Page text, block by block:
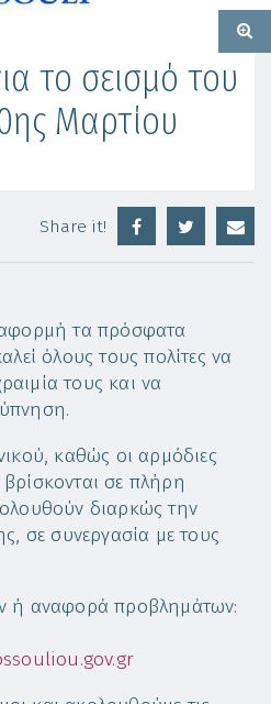
το σεισμό του
Μαρτίου
Share it!
τα πρόσφατα
όλους τους πολίτες να
τους και να
καθώς οι αρμόδιες
σε πλήρη
διαρκώς την
σε συνεργασία με τους
ή αναφορά προβλημάτων: